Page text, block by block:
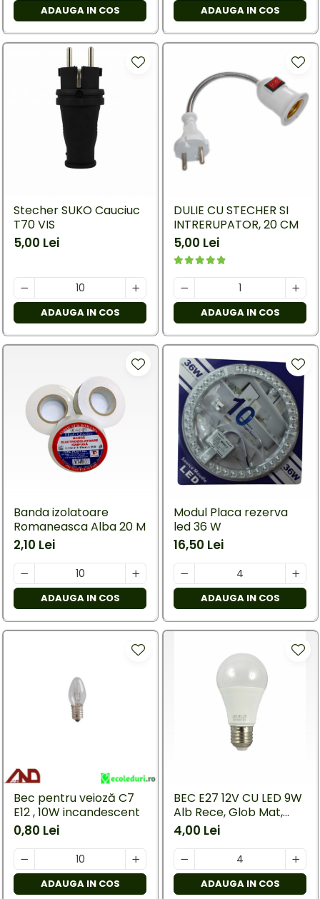
ADAUGA IN COS ADAUGA IN COS
Stecher SUKO Cauciuc
T70 VIS
5,00 Lei
ADAUGA IN COS
DULIE CU STECHER SI
INTRERUPATOR, 20 CM
5,00 Lei
ADAUGA IN COS
Banda izolatoare
Romaneasca Alba 20 M
2,10 Lei
ADAUGA IN COS
Modul Placa rezerva
led 36 W
16,50 Lei
ADAUGA IN COS
Bec pentru veioză C7
E12 , 10W incandescent
0,80 Lei
ADAUGA IN COS
BEC E27 12V CU LED 9W
Alb Rece, Glob Mat,
Unghi 180°
4,00 Lei
ADAUGA IN COS